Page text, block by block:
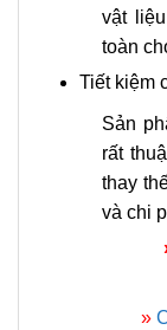
vật
toàn
Tiết kiệm
Sản
rất
thay
và chi
»